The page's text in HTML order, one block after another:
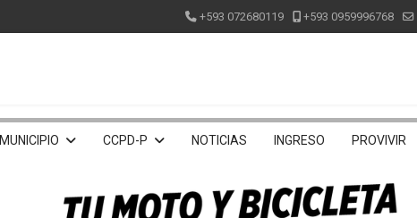
+593 072680119 +593 0959996768
MUNICIPIO CCPD-P NOTICIAS INGRESO PROVIVIR